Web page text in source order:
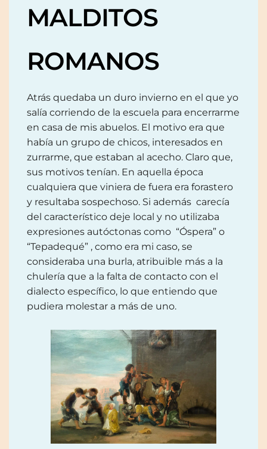
MALDITOS
ROMANOS
Atrás quedaba un duro invierno en el que yo
salía corriendo de la escuela para encerrarme
en casa de mis abuelos. El motivo era que
había un grupo de chicos, interesados en
zurrarme, que estaban al acecho. Claro que,
sus motivos tenían. En aquella época
cualquiera que viniera de fuera era forastero
y resultaba sospechoso. Si además carecía
del característico deje local y no utilizaba
expresiones autóctonas como “Óspera” o
“Tepadequé” , como era mi caso, se
consideraba una burla, atribuible más a la
chulería que a la falta de contacto con el
dialecto específico, lo que entiendo que
pudiera molestar a más de uno.